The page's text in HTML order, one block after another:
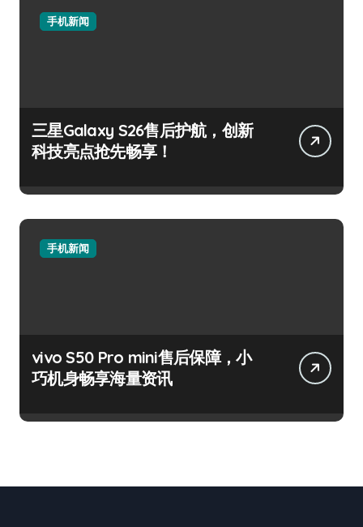
手机新闻
三星Galaxy S26售后护航，创新
科技亮点抢先畅享！
手机新闻
vivo S50 Pro mini售后保障，小
巧机身畅享海量资讯